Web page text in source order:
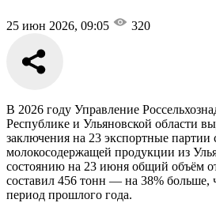
25 июн 2026, 09:05 320
В 2026 году Управление
Республике и Ульяновской области
заключения на 23 экспортные партии
молокосодержащей продукции из
состоянию на 23 июня общий объём
составил 456 тонн — на 38% больше,
период прошлого года.